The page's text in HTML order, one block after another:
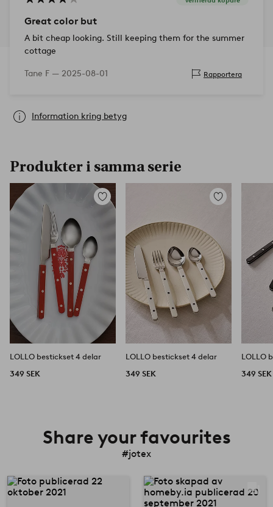
Great color but
A bit cheap looking. Still keeping them for the summer
cottage
Tane F — 2025-08-01 Rapportera
Information kring betyg
Produkter i samma serie
Lägg
LOLLO bestickset 4 delar
349 SEK
Lägg
LOLLO bestickset 4 delar
349 SEK
LOLLO
349 SEK
Share your favourites
#jotex